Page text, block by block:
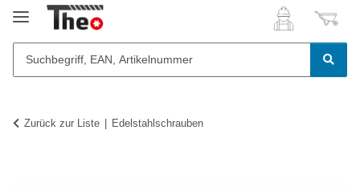
Zurück zur Liste Edelstahlschrauben